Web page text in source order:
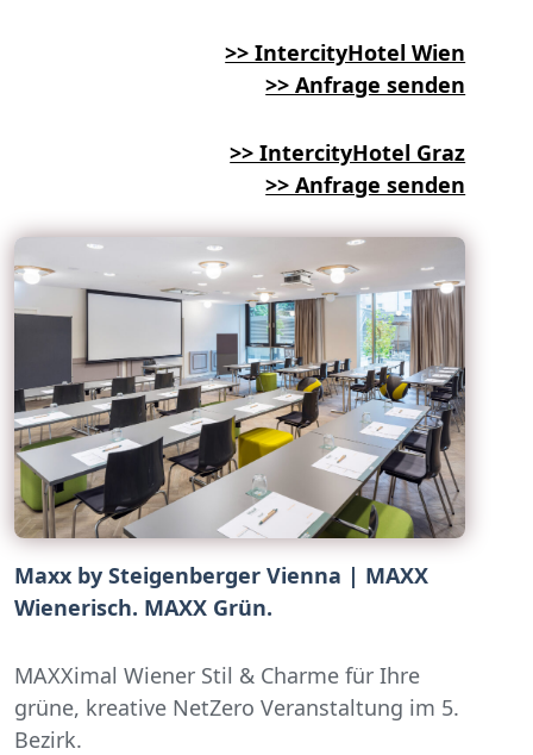
>> IntercityHotel Wien
>> Anfrage senden
>> IntercityHotel Graz
>> Anfrage senden
Maxx by Steigenberger Vienna | MAXX
Wienerisch. MAXX Grün.
MAXXimal Wiener Stil & Charme für Ihre
grüne, kreative NetZero Veranstaltung im 5.
Bezirk.